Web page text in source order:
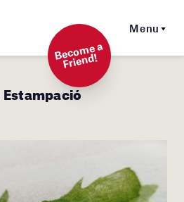
Menu
Beco
me a
Friend!
Estampació